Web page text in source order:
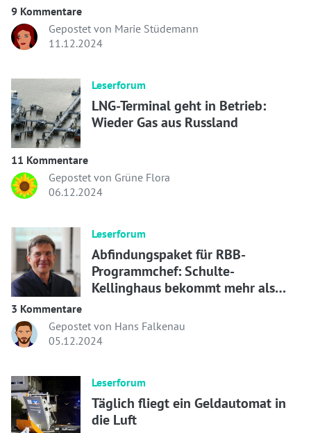
9 Kommentare
Gepostet von Marie Stüdemann
11.12.2024
Leserforum
LNG-Terminal geht in Betrieb:
Wieder Gas aus Russland
11 Kommentare
Gepostet von Grüne Flora
06.12.2024
Leserforum
Abfindungspaket für RBB-
Programmchef: Schulte-
Kellinghaus bekommt mehr als
pro Monat
3 Kommentare
Gepostet von Hans Falkenau
05.12.2024
Leserforum
Täglich fliegt ein Geldautomat in
die Luft